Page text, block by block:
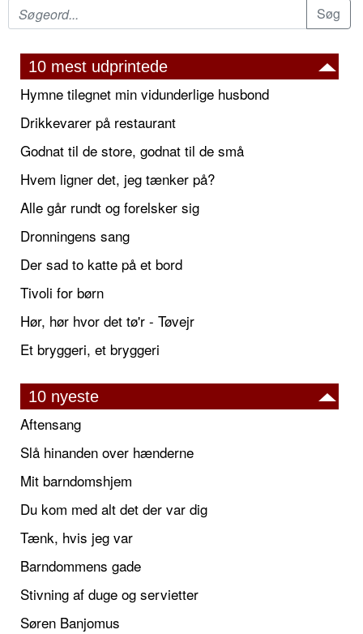
10 mest udprintede
Hymne tilegnet min vidunderlige husbond
Drikkevarer på restaurant
Godnat til de store, godnat til de små
Hvem ligner det, jeg tænker på?
Alle går rundt og forelsker sig
Dronningens sang
Der sad to katte på et bord
Tivoli for børn
Hør, hør hvor det tø'r - Tøvejr
Et bryggeri, et bryggeri
10 nyeste
Aftensang
Slå hinanden over hænderne
Mit barndomshjem
Du kom med alt det der var dig
Tænk, hvis jeg var
Barndommens gade
Stivning af duge og servietter
Søren Banjomus